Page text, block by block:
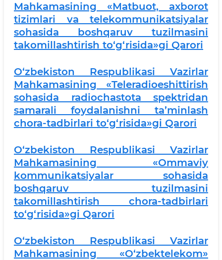
Mahkamasining «Matbuot, axborot
tizimlari va telekommunikatsiyalar
sohasida boshqaruv tuzilmasini
takomillashtirish to‘g‘risida»gi Qarori
O‘zbekiston Respublikasi Vazirlar
Mahkamasining «Teleradioeshittirish
sohasida radiochastota spektridan
samarali foydalanishni ta’minlash
chora-tadbirlari to‘g‘risida»gi Qarori
O‘zbekiston Respublikasi Vazirlar
Mahkamasining «Ommaviy
kommunikatsiyalar sohasida
boshqaruv tuzilmasini
takomillashtirish chora-tadbirlari
to‘g‘risida»gi Qarori
O‘zbekiston Respublikasi Vazirlar
Mahkamasining «O‘zbektelekom»